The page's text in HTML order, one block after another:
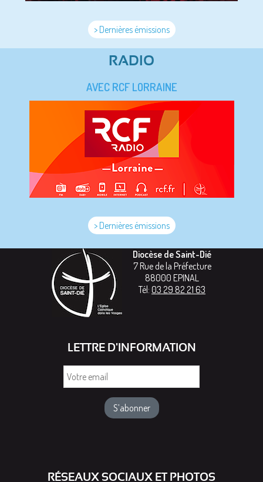
> Dernières émissions
RADIO
AVEC RCF LORRAINE
> Dernières émissions
Diocèse de Saint-Dié
7 Rue de la Préfecture
88000 EPINAL
Tél: 03 29 82 21 63
LETTRE D'INFORMATION
RÉSEAUX SOCIAUX ET PHOTOS